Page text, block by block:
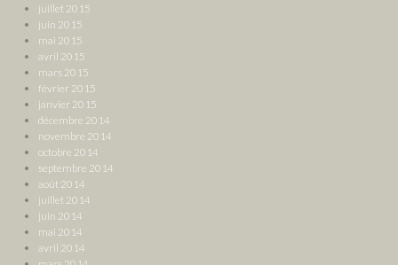
juillet 2015
juin 2015
mai 2015
avril 2015
mars 2015
février 2015
janvier 2015
décembre 2014
novembre 2014
octobre 2014
septembre 2014
août 2014
juillet 2014
juin 2014
mai 2014
avril 2014